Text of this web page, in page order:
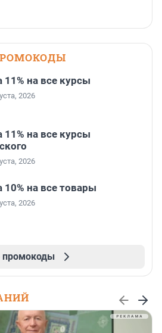
11% на все курсы
2026
11% на все курсы
2026
10% на все товары
2026
промокоды